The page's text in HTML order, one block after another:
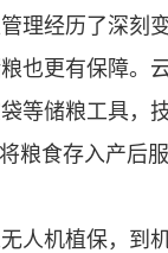
理经历了深刻
也更有保障。
等储粮工具，
粮食存入产后
人机植保，到